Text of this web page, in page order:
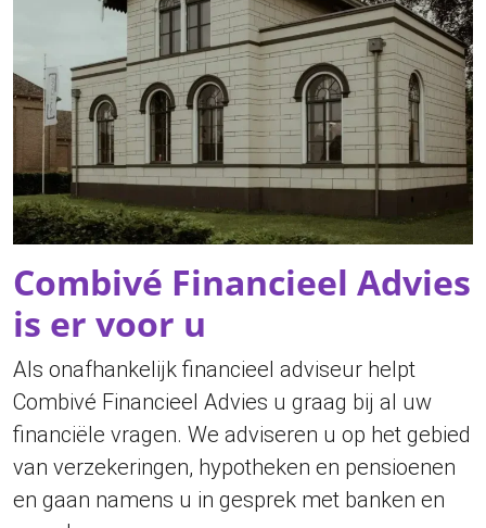
Combivé Financieel Advies
is er voor u
Als onafhankelijk financieel adviseur helpt
Combivé Financieel Advies u graag bij al uw
financiële vragen. We adviseren u op het gebied
van verzekeringen, hypotheken en pensioenen
en gaan namens u in gesprek met banken en